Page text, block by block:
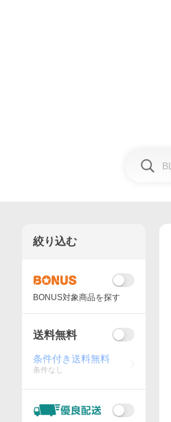
絞り込む
BONUS対象商品を探す
送料無料
条件付き送料無料
条件なし